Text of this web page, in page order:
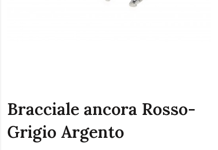
Bracciale ancora Rosso-
Grigio Argento